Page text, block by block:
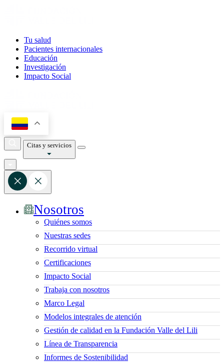
Tu salud
Pacientes internacionales
Educación
Investigación
Impacto Social
Citas y servicios
Nosotros
Quiénes somos
Nuestras sedes
Recorrido virtual
Certificaciones
Impacto Social
Trabaja con nosotros
Marco Legal
Modelos integrales de atención
Gestión de calidad en la Fundación Valle del Lili
Línea de Transparencia
Informes de Sostenibilidad